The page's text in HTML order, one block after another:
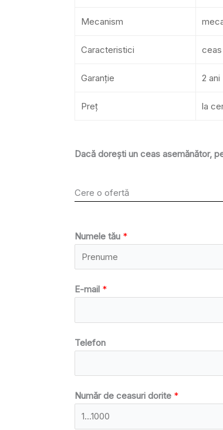
Mecanism
Caracteristici
Garanție 2 ani
Preț la
Dacă dorești un ceas asemănător,
Cere o ofertă
Numele tău *
E-mail *
Telefon
Număr de ceasuri dorite *